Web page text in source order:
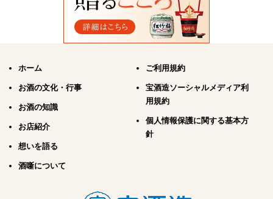
ホーム
お酒の文化・行事
お酒の知識
お店紹介
想いを語る
酒噺について
ご利用規約
宝酒造ソーシャルメディア利
用規約
個人情報保護に関する基本方
針